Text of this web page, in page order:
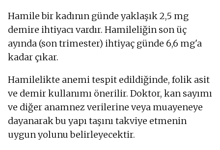
Hamile bir kadının günde yaklaşık 2,5 mg
demire ihtiyacı vardır. Hamileliğin son üç
ayında (son trimester) ihtiyaç günde 6,6 mg'a
kadar çıkar.
Hamilelikte anemi tespit edildiğinde, folik asit
ve demir kullanımı önerilir. Doktor, kan sayımı
ve diğer anamnez verilerine veya muayeneye
dayanarak bu yapı taşını takviye etmenin
uygun yolunu belirleyecektir.